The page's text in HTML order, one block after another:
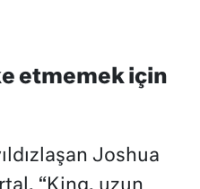
etmemek için
Joshua